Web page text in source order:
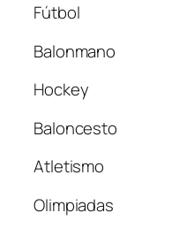
Fútbol
Balonmano
Hockey
Baloncesto
Atletismo
Olimpiadas